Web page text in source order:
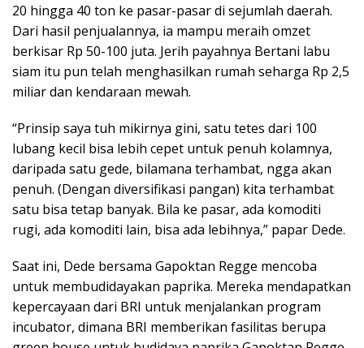
20 hingga 40 ton ke pasar-pasar di sejumlah daerah.
Dari hasil penjualannya, ia mampu meraih omzet
berkisar Rp 50-100 juta. Jerih payahnya Bertani labu
siam itu pun telah menghasilkan rumah seharga Rp 2,5
miliar dan kendaraan mewah.
“Prinsip saya tuh mikirnya gini, satu tetes dari 100
lubang kecil bisa lebih cepet untuk penuh kolamnya,
daripada satu gede, bilamana terhambat, ngga akan
penuh. (Dengan diversifikasi pangan) kita terhambat
satu bisa tetap banyak. Bila ke pasar, ada komoditi
rugi, ada komoditi lain, bisa ada lebihnya,” papar Dede.
Saat ini, Dede bersama Gapoktan Regge mencoba
untuk membudidayakan paprika. Mereka mendapatkan
kepercayaan dari BRI untuk menjalankan program
incubator, dimana BRI memberikan fasilitas berupa